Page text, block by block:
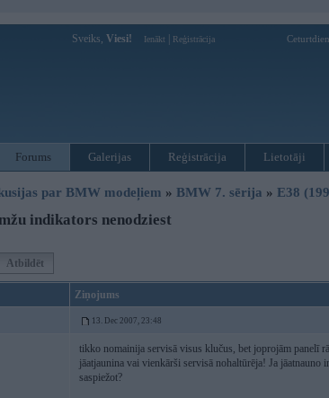
Sveiks, Viesi! Ienākt Reģistrācija
Forums Galerijas Reģistrācija Lietotāji
par BMW modeļiem » BMW 7. sērija » E38
indikators nenodziest
Atbildēt
Ziņojums
13. Dec 2007, 23:48
tikko nomainija servisā visus klučus, bet joprojām panelī
jāatjaunina vai vienkārši servisā nohaltūrēja! Ja
saspiežot?